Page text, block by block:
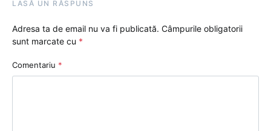
LASĂ UN RĂSPUNS
Adresa ta de email nu va fi publicată. Câmpurile obligatorii
sunt marcate cu *
Comentariu *